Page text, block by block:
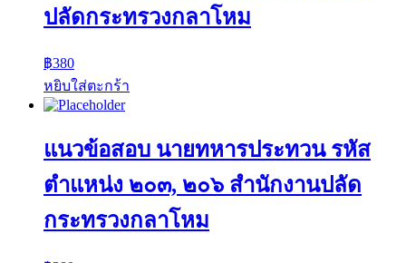
ปลัดกระทรวงกลาโหม
฿380
หยิบใส่ตะกร้า
แนวข้อสอบ นายทหารประทวน รหัส
ตำแหน่ง ๒๐๓, ๒๐๖ สำนักงานปลัด
กระทรวงกลาโหม